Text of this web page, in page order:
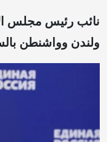
نائب رئيس مجلس
ولندن وواشنطن